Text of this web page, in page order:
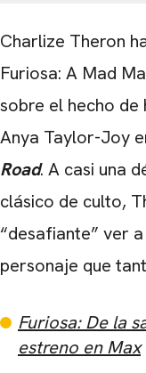
Charlize Theron
Furiosa: A Mad
sobre el hecho
Anya Taylor-Joy
Road. A casi una
clásico de culto,
“desafiante” ver
personaje que
Furiosa: De la
estreno en Max